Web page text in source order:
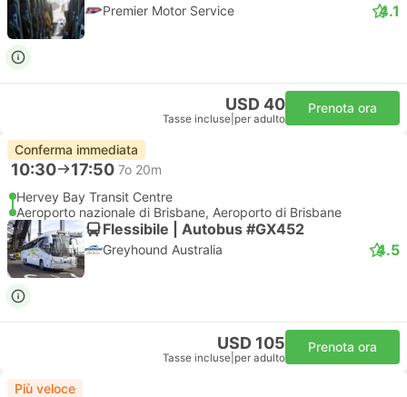
Premier Motor Service 4.1
USD 40
Tasse incluse per adulto
Prenota ora
Conferma immediata
10:30 17:50 7o 20m
Hervey Bay Transit Centre
Aeroporto nazionale di Brisbane, Aeroporto di Brisbane
Flessibile | Autobus #GX452
Greyhound Australia 4.5
USD 105
Tasse incluse per adulto
Prenota ora
Più veloce